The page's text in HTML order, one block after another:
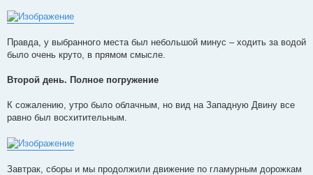
Правда, у выбранного места был небольшой минус – ходить за водой
было очень круто, в прямом смысле.
Второй день. Полное погружение
К сожалению, утро было облачным, но вид на Западную Двину все
равно был восхитительным.
Завтрак, сборы и мы продолжили движение по гламурным дорожкам